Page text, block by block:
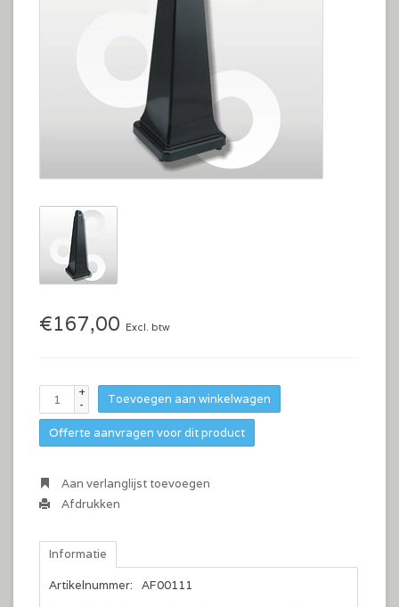
€167,00 Excl. btw
+
-
Toevoegen aan winkelwagen
Offerte aanvragen voor dit product
Aan verlanglijst toevoegen
Afdrukken
Informatie
Artikelnummer:
AF00111